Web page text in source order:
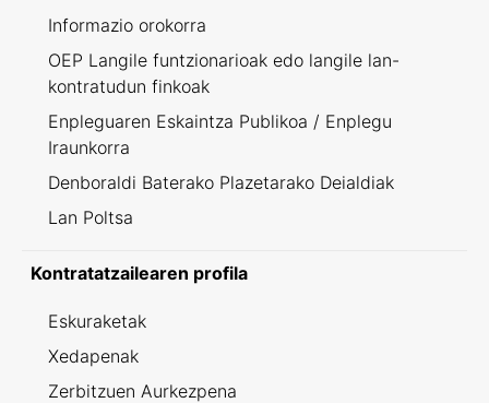
Informazio orokorra
OEP Langile funtzionarioak edo langile lan-
kontratudun finkoak
Enpleguaren Eskaintza Publikoa / Enplegu
Iraunkorra
Denboraldi Baterako Plazetarako Deialdiak
Lan Poltsa
Kontratatzailearen profila
Eskuraketak
Xedapenak
Zerbitzuen Aurkezpena